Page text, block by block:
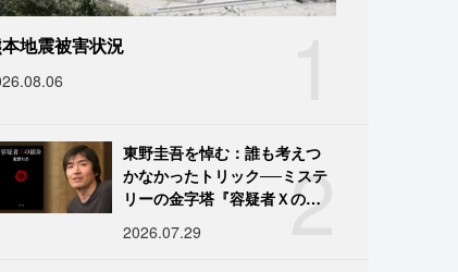
地震被害状況
2
東野圭吾を悼む：誰も考えつ
かなかったトリック──ミステ
リーの金字塔『容疑者Ｘの献
2026.07.29